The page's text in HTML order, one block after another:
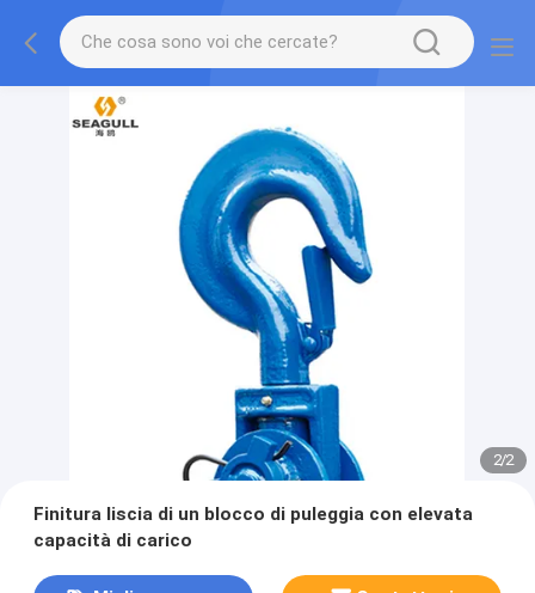
2/2
Finitura liscia di un blocco di puleggia con elevata
capacità di carico